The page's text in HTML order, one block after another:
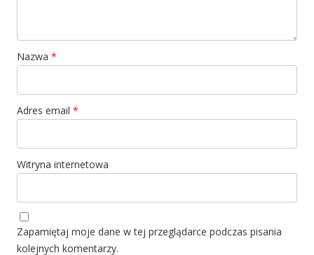
Nazwa *
Adres email *
Witryna internetowa
Zapamiętaj moje dane w tej przeglądarce podczas pisania
kolejnych komentarzy.